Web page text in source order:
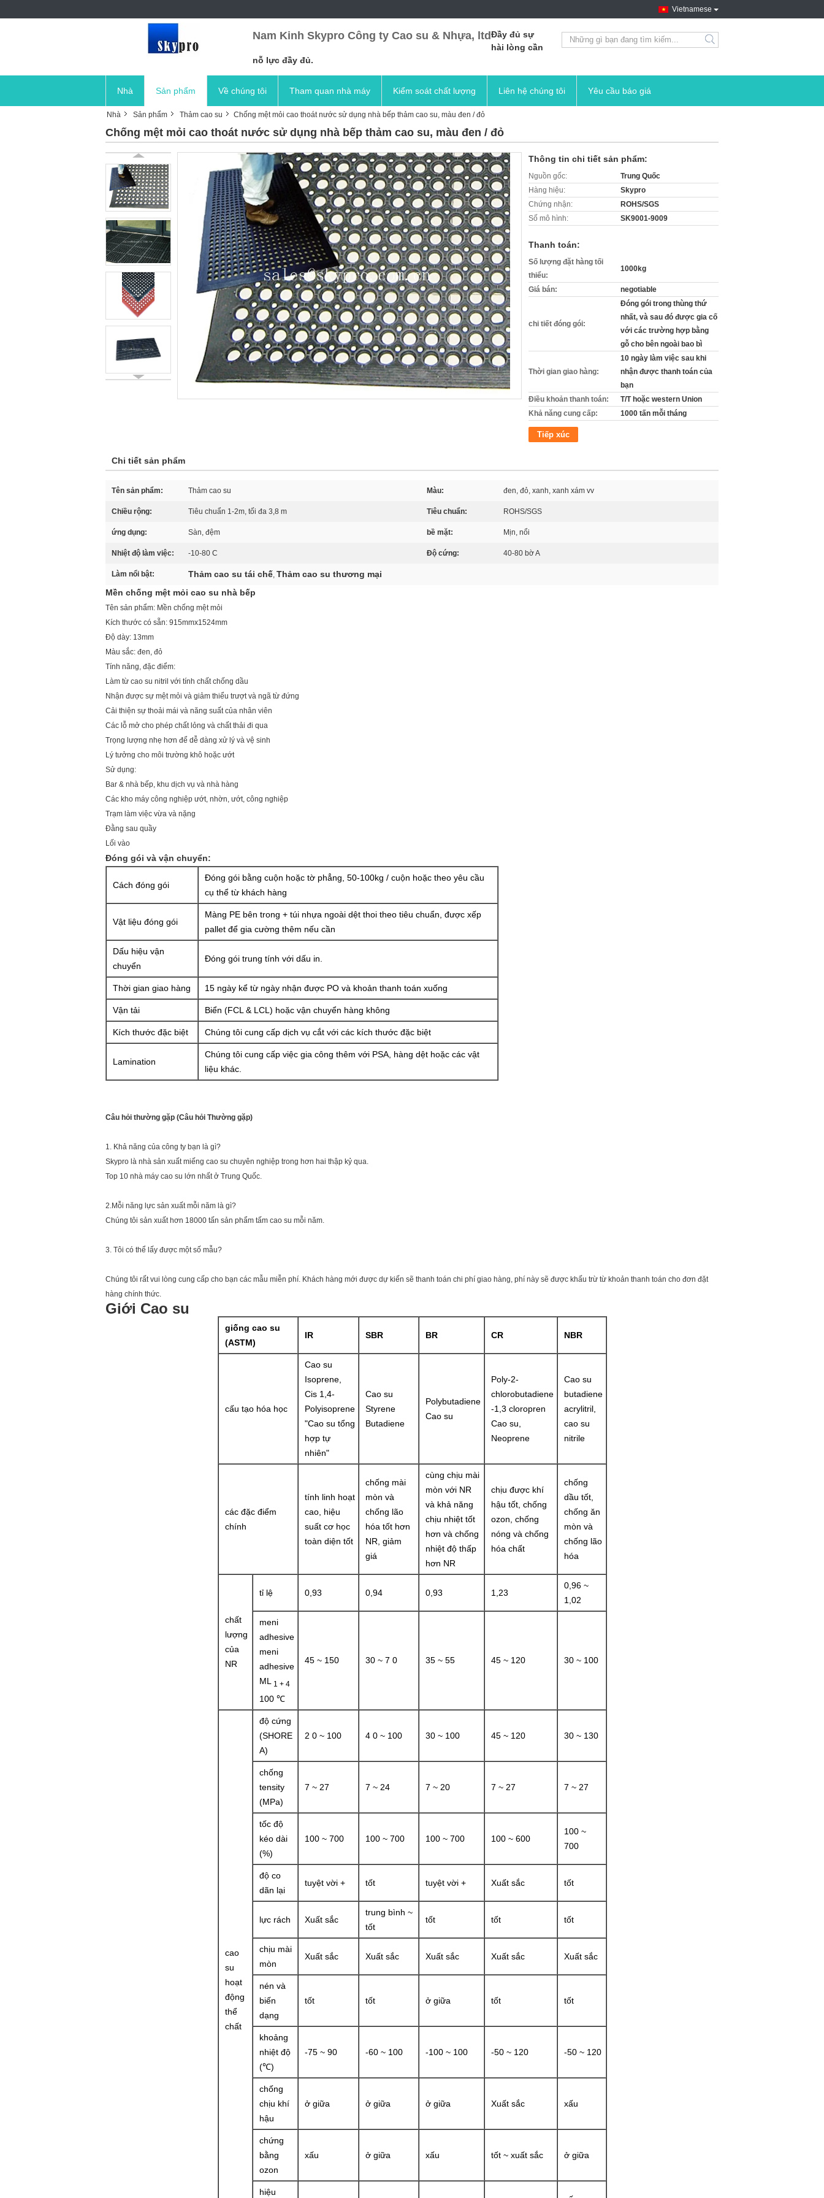
Vietnamese
Nam Kinh Skypro Công ty Cao su & Nhựa, ltdĐầy đủ sự
hài lòng cần
nỗ lực đầy đủ.
search
Nhà Sản phẩm Về chúng tôi Tham quan nhà máy Kiểm soát chất lượng Liên hệ chúng tôi Yêu cầu báo giá
Nhà Sản phẩm Thảm cao su Chống mệt mỏi cao thoát nước sử dụng nhà bếp thảm cao su, màu đen / đỏ
Chống mệt mỏi cao thoát nước sử dụng nhà bếp thảm cao su, màu đen / đỏ
Thông tin chi tiết sản phẩm:
Nguồn gốc:
Trung Quốc
Hàng hiệu:
Skypro
Chứng nhận:
ROHS/SGS
Số mô hình:
SK9001-9009
Thanh toán:
Số lượng đặt hàng tối
thiểu:
1000kg
Giá bán: negotiable
chi tiết đóng gói:
Đóng gói trong thùng thứ
nhất, và sau đó được gia cố
với các trường hợp bằng
gỗ cho bên ngoài bao bì
Thời gian giao hàng:
10 ngày làm việc sau khi
nhận được thanh toán của
bạn
Điều khoản thanh toán:
T/T hoặc western Union
Khả năng cung cấp:
1000 tấn mỗi tháng
Tiếp xúc
Chi tiết sản phẩm
Tên sản phẩm: Thảm cao su Màu: đen, đỏ, xanh, xanh xám vv
Chiều rộng: Tiêu chuẩn 1-2m, tối đa 3,8 m Tiêu chuẩn: ROHS/SGS
ứng dụng: Sàn, đệm bề mặt: Mịn, nổi
Nhiệt độ làm việc: -10-80 C Độ cứng: 40-80 bờ A
Làm nổi bật: Thảm cao su tái chế, Thảm cao su thương mại
Mền chống mệt mỏi cao su nhà bếp
Tên sản phẩm: Mền chống mệt mỏi
Kích thước có sẵn: 915mmx1524mm
Độ dày: 13mm
Màu sắc: đen, đỏ
Tính năng, đặc điểm:
Làm từ cao su nitril với tính chất chống dầu
Nhận được sự mệt mỏi và giảm thiểu trượt và ngã từ đứng
Cải thiện sự thoải mái và năng suất của nhân viên
Các lỗ mở cho phép chất lỏng và chất thải đi qua
Trọng lượng nhẹ hơn để dễ dàng xử lý và vệ sinh
Lý tưởng cho môi trường khô hoặc ướt
Sử dụng:
Bar & nhà bếp, khu dịch vụ và nhà hàng
Các kho máy công nghiệp ướt, nhờn, ướt, công nghiệp
Trạm làm việc vừa và nặng
Đằng sau quầy
Lối vào
Đóng gói và vận chuyển:
Cách đóng gói
Đóng gói bằng cuộn hoặc tờ phẳng, 50-100kg / cuộn hoặc theo yêu cầu
cụ thể từ khách hàng
Vật liệu đóng gói
Màng PE bên trong + túi nhựa ngoài dệt thoi theo tiêu chuẩn, được xếp
pallet để gia cường thêm nếu cần
Dấu hiệu vận
chuyển
Đóng gói trung tính với dấu in.
Thời gian giao hàng 15 ngày kể từ ngày nhận được PO và khoản thanh toán xuống
Vận tải Biển (FCL & LCL) hoặc vận chuyển hàng không
Kích thước đặc biệt Chúng tôi cung cấp dịch vụ cắt với các kích thước đặc biệt
Lamination
Chúng tôi cung cấp việc gia công thêm với PSA, hàng dệt hoặc các vật
liệu khác.
Câu hỏi thường gặp (Câu hỏi Thường gặp)
1. Khả năng của công ty bạn là gì?
Skypro là nhà sản xuất miếng cao su chuyên nghiệp trong hơn hai thập kỷ qua.
Top 10 nhà máy cao su lớn nhất ở Trung Quốc.
2.Mỗi năng lực sản xuất mỗi năm là gì?
Chúng tôi sản xuất hơn 18000 tấn sản phẩm tấm cao su mỗi năm.
3. Tôi có thể lấy được một số mẫu?
Chúng tôi rất vui lòng cung cấp cho bạn các mẫu miễn phí. Khách hàng mới được dự kiến ​​sẽ thanh toán chi phí giao hàng, phí này sẽ được khấu trừ từ khoản thanh toán cho đơn đặt
hàng chính thức.
Giới Cao su
giống cao su
(ASTM)
IR SBR BR CR NBR
cấu tạo hóa học
Cao su
Isoprene,
Cis 1,4-
Polyisoprene
"Cao su tổng
hợp tự
nhiên"
Cao su
Styrene
Butadiene
Polybutadiene
Cao su
Poly-2-
chlorobutadiene
-1,3 cloropren
Cao su,
Neoprene
Cao su
butadiene
acrylitril,
cao su
nitrile
các đặc điểm
chính
tính linh hoạt
cao, hiệu
suất cơ học
toàn diện tốt
chống mài
mòn và
chống lão
hóa tốt hơn
NR, giảm
giá
cùng chịu mài
mòn với NR
và khả năng
chịu nhiệt tốt
hơn và chống
nhiệt độ thấp
hơn NR
chịu được khí
hậu tốt, chống
ozon, chống
nóng và chống
hóa chất
chống
dầu tốt,
chống ăn
mòn và
chống lão
hóa
chất
lượng
của
NR
tỉ lệ 0,93 0,94 0,93 1,23
0,96 ~
1,02
meni
adhesive
meni
adhesive
ML
1 + 4
100 ℃
45 ~ 150 30 ~ 7 0 35 ~ 55 45 ~ 120 30 ~ 100
cao
su
hoạt
động
thể
chất
độ cứng
(SHORE
A)
2 0 ~ 100 4 0 ~ 100 30 ~ 100 45 ~ 120 30 ~ 130
chống
tensity
(MPa)
7 ~ 27 7 ~ 24 7 ~ 20 7 ~ 27 7 ~ 27
tốc độ
kéo dài
(%)
100 ~ 700 100 ~ 700 100 ~ 700 100 ~ 600
100 ~
700
độ co
dãn lại
tuyệt vời + tốt tuyệt vời + Xuất sắc tốt
lực rách Xuất sắc
trung bình ~
tốt
tốt tốt tốt
chịu mài
mòn
Xuất sắc Xuất sắc Xuất sắc Xuất sắc Xuất sắc
nén và
biến
dạng
tốt tốt ở giữa tốt tốt
khoảng
nhiệt độ
(℃)
-75 ~ 90 -60 ~ 100 -100 ~ 100 -50 ~ 120 -50 ~ 120
chống
chịu khí
hậu
ở giữa ở giữa ở giữa Xuất sắc xấu
chứng
bằng
ozon
xấu ở giữa xấu tốt ~ xuất sắc ở giữa
hiệu